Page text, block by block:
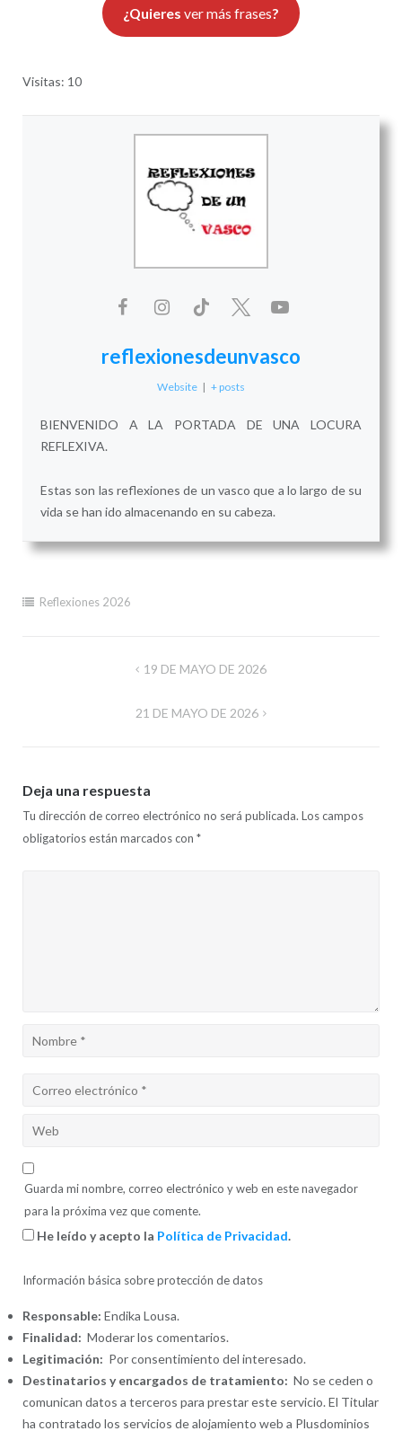
¿Quieres ver más frases?
Visitas: 10
reflexionesdeunvasco
Website | + posts
BIENVENIDO A LA PORTADA DE UNA LOCURA
REFLEXIVA.
Estas son las reflexiones de un vasco que a lo largo de su
vida se han ido almacenando en su cabeza.
Reflexiones 2026
19 DE MAYO DE 2026
21 DE MAYO DE 2026
Deja una respuesta
Tu dirección de correo electrónico no será publicada. Los campos
obligatorios están marcados con *
Guarda mi nombre, correo electrónico y web en este navegador
para la próxima vez que comente.
He leído y acepto la Política de Privacidad.
Información básica sobre protección de datos
Responsable: Endika Lousa.
Finalidad: Moderar los comentarios.
Legitimación: Por consentimiento del interesado.
Destinatarios y encargados de tratamiento: No se ceden o
comunican datos a terceros para prestar este servicio. El Titular
ha contratado los servicios de alojamiento web a Plusdominios